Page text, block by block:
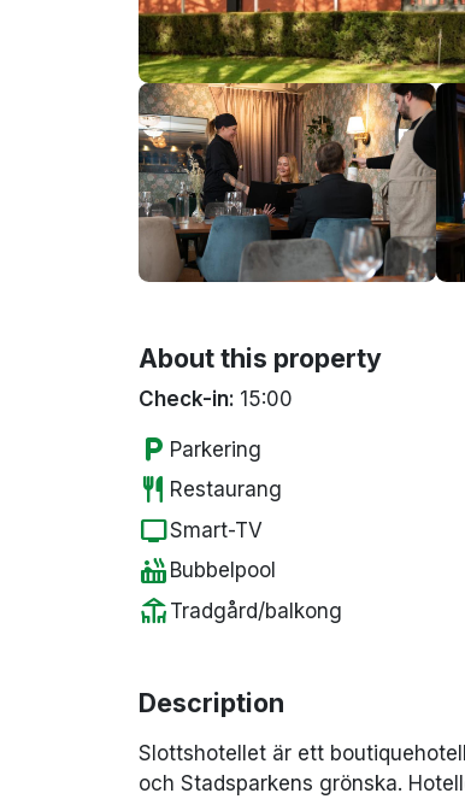
About this property
Check-in: 15:00
local_parking Parkering
restaurant Restaurang
tvSmart-TV
hot_tub Bubbelpool
deck Tradgård/balkong
Description
Slottshotellet är ett
och Stadsparkens grönska.